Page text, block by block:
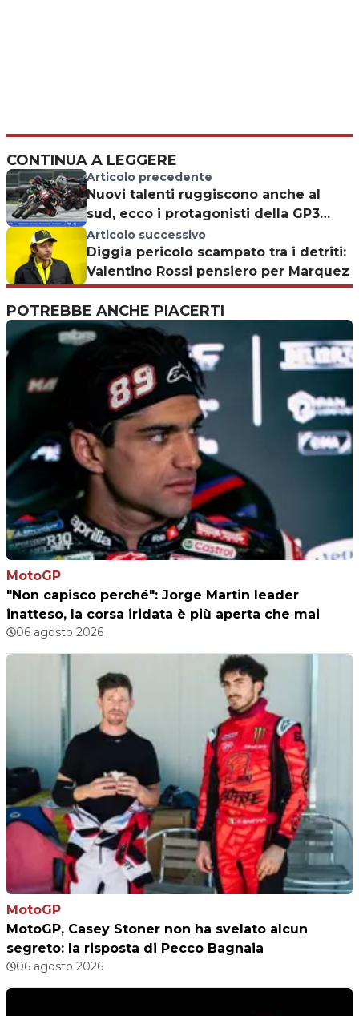
CONTINUA A LEGGERE
Articolo precedente
Nuovi talenti ruggiscono anche al
sud, ecco i protagonisti della GP3
nella Murgia
Articolo successivo
Diggia pericolo scampato tra i detriti:
Valentino Rossi pensiero per Marquez
POTREBBE ANCHE PIACERTI
MotoGP
"Non capisco perché": Jorge Martin leader
inatteso, la corsa iridata è più aperta che mai
06 agosto 2026
MotoGP
MotoGP, Casey Stoner non ha svelato alcun
segreto: la risposta di Pecco Bagnaia
06 agosto 2026